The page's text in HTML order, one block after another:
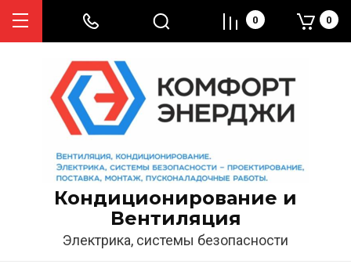
Кондиционирование и
Вентиляция
Электрика, системы безопасности
0 0